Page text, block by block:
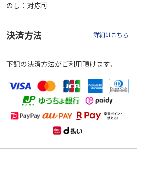
べ
＜お中元＞辛味大根
のおろしそば４食
2,980円
＜お中元＞たかの
越後小千谷へぎそば
５束１０つゆ
5,880円
(送料・税込)
のし
対応可
決済方法 詳細はこちら
下記の決済方法がご利用頂けます。